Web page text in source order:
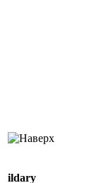
ildary